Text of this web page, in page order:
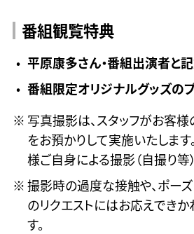
番組観覧特典
平原康多さん・番組出演者と
番組限定オリジナルグッズの
写真撮影は、スタッフがお客様
をお預かりして実施いたします
様ご自身による撮影（自撮り等
撮影時の過度な接触や、ポー
のリクエストにはお応えでき
す。